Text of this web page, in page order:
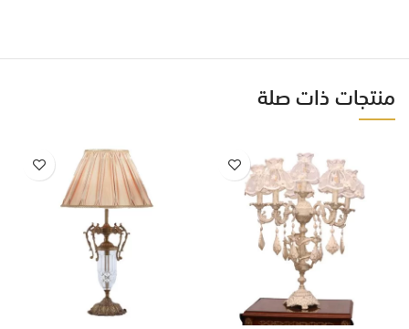
منتجات ذات صلة